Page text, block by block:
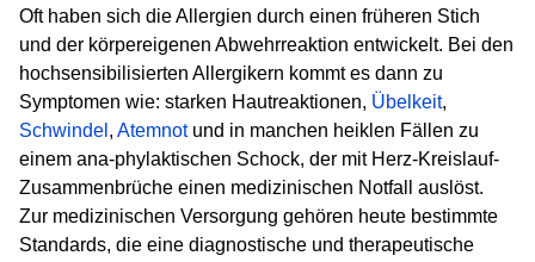
Oft haben sich die Allergien durch einen früheren Stich
und der körpereigenen Abwehrreaktion entwickelt. Bei den
hochsensibilisierten Allergikern kommt es dann zu
Symptomen wie: starken Hautreaktionen, Übelkeit,
Schwindel , Atemnotund in manchen heiklen Fällen zu
einem ana-phylaktischen Schock, der mit Herz-Kreislauf-
Zusammenbrüche einen medizinischen Notfall auslöst.
Zur medizinischen Versorgung gehören heute bestimmte
Standards, die eine diagnostische und therapeutische